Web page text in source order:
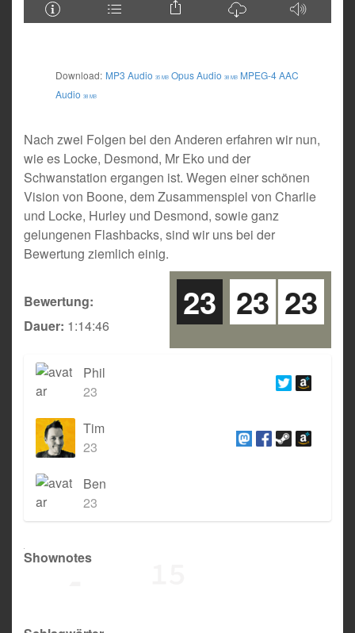
Download: MP3 Audio 35 MB Opus Audio 38 MB MPEG-4 AAC
Audio 38 MB
Nach zwei Folgen bei den Anderen erfahren wir nun,
wie es Locke, Desmond, Mr Eko und der
Schwanstation ergangen ist. Wegen einer schönen
Vision von Boone, dem Zusammenspiel von Charlie
und Locke, Hurley und Desmond, sowie ganz
gelungenen Flashbacks, sind wir uns bei der
Bewertung ziemlich einig.
Bewertung: 23
23
23
Dauer: 1:14:46
Phil
23
Tim
23
Ben
23
Shownotes